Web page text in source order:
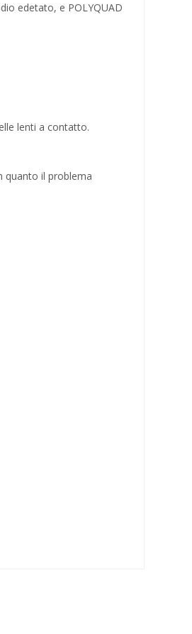
edetato, e POLYQUAD
lenti a contatto.
quanto il problema